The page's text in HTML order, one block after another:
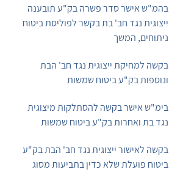
בהמ"ש אישר סדר פשרה בק"ע תובענה
ייצוגית נגד חב' בת בקשר לפוליסת ביטוח
ניתוחים, המשך
בקשה למחיקת ייצוגית נגד חב' הבת
ונוספות בק"ע ביטוח שמשות
בימ"ש אישר בקשה להסתלקות מיצוגית
נגד בת ואחרות בק"ע ביטוח שמשות
בקשה לאישור ייצוגית נגד חב' הבת בק"ע
ביטוח פועלת שלא כדין בתביעות מסוג